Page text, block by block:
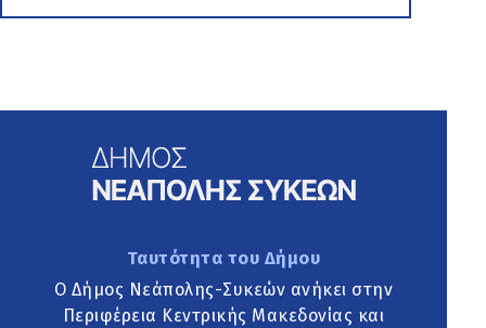
Ταυτότητα του Δήμου
Ο Δήμος Νεάπολης-Συκεών ανήκει στην
Περιφέρεια Κεντρικής Μακεδονίας και